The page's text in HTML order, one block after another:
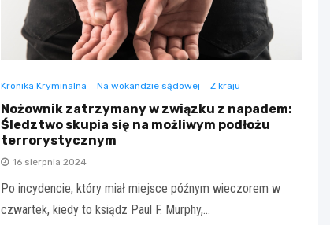
Kronika Kryminalna Na wokandzie sądowej Z kraju
Nożownik zatrzymany w związku z napadem:
Śledztwo skupia się na możliwym podłożu
terrorystycznym
16 sierpnia 2024
Po incydencie, który miał miejsce późnym wieczorem w
czwartek, kiedy to ksiądz Paul F. Murphy,…